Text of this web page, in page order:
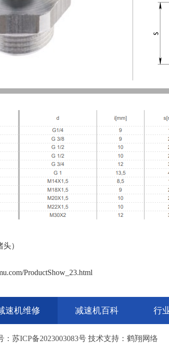
）
ProductShow_23.html
速机维修 减速机百科 行
： 苏ICP备2023003083号 技术支持： 鹤翔网络